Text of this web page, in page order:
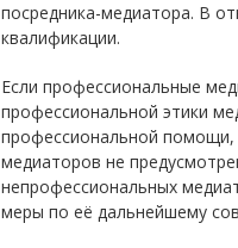
посредника-медиатора. В
квалификации.
Если профессиональные
профессиональной этики
профессиональной помощи,
медиаторов не
непрофессиональных
меры по её дальнейшему